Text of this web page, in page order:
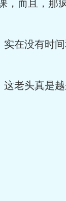
而且，那
没有时间
头真是越